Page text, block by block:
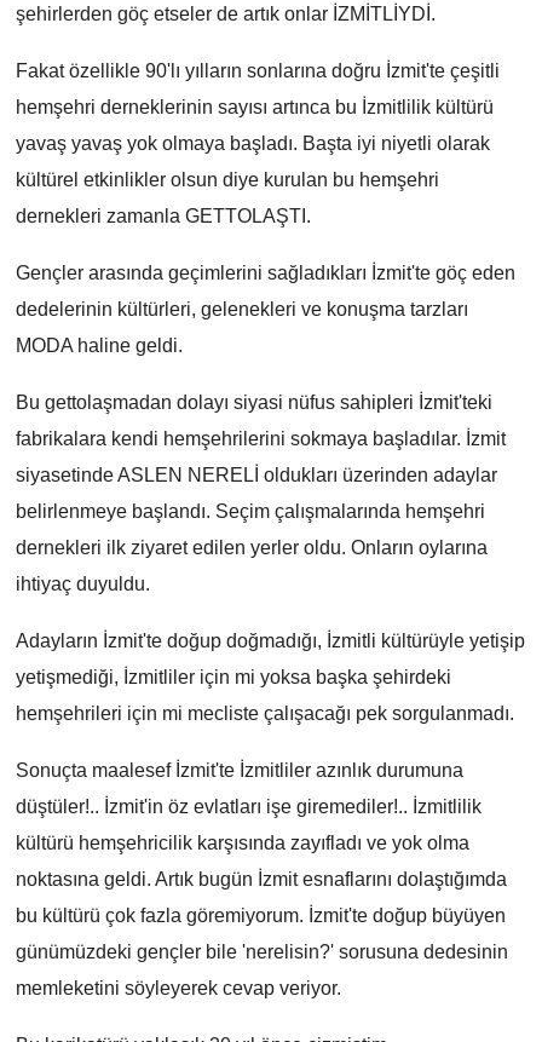
şehirlerden göç etseler de artık onlar İZMİTLİYDİ.
Fakat özellikle 90'lı yılların sonlarına doğru İzmit'te çeşitli
hemşehri derneklerinin sayısı artınca bu İzmitlilik kültürü
yavaş yavaş yok olmaya başladı. Başta iyi niyetli olarak
kültürel etkinlikler olsun diye kurulan bu hemşehri
dernekleri zamanla GETTOLAŞTI.
Gençler arasında geçimlerini sağladıkları İzmit'te göç eden
dedelerinin kültürleri, gelenekleri ve konuşma tarzları
MODA haline geldi.
Bu gettolaşmadan dolayı siyasi nüfus sahipleri İzmit'teki
fabrikalara kendi hemşehrilerini sokmaya başladılar. İzmit
siyasetinde ASLEN NERELİ oldukları üzerinden adaylar
belirlenmeye başlandı. Seçim çalışmalarında hemşehri
dernekleri ilk ziyaret edilen yerler oldu. Onların oylarına
ihtiyaç duyuldu.
Adayların İzmit'te doğup doğmadığı, İzmitli kültürüyle yetişip
yetişmediği, İzmitliler için mi yoksa başka şehirdeki
hemşehrileri için mi mecliste çalışacağı pek sorgulanmadı.
Sonuçta maalesef İzmit'te İzmitliler azınlık durumuna
düştüler!.. İzmit'in öz evlatları işe giremediler!.. İzmitlilik
kültürü hemşehricilik karşısında zayıfladı ve yok olma
noktasına geldi. Artık bugün İzmit esnaflarını dolaştığımda
bu kültürü çok fazla göremiyorum. İzmit'te doğup büyüyen
günümüzdeki gençler bile 'nerelisin?' sorusuna dedesinin
memleketini söyleyerek cevap veriyor.